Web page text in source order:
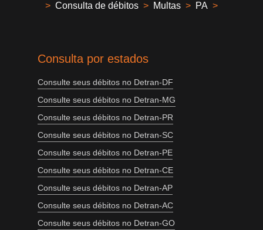
> Consulta de débitos > Multas > PA >
Consulta por estados
Consulte seus débitos no Detran-DF
Consulte seus débitos no Detran-MG
Consulte seus débitos no Detran-PR
Consulte seus débitos no Detran-SC
Consulte seus débitos no Detran-PE
Consulte seus débitos no Detran-CE
Consulte seus débitos no Detran-AP
Consulte seus débitos no Detran-AC
Consulte seus débitos no Detran-GO